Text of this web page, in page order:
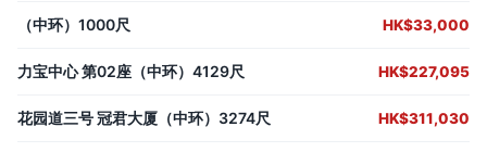
（中环）1000尺 HK$33,000
力宝中心 第02座（中环）4129尺 HK$227,095
花园道三号 冠君大厦（中环）3274尺 HK$311,030